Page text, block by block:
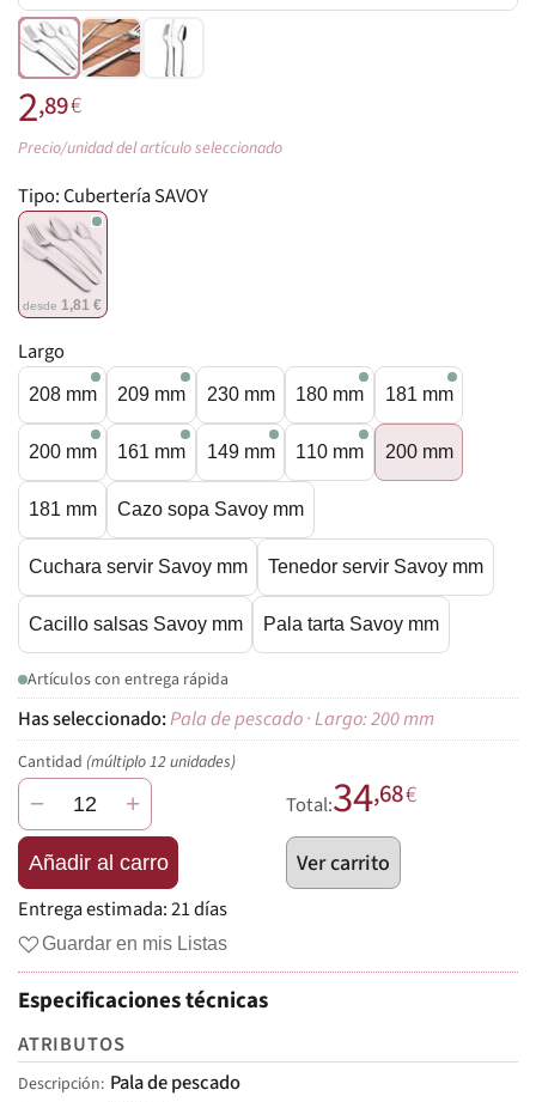
2,89€
Precio/unidad del artículo seleccionado
Tipo:Cubertería SAVOY
desde 1,81 €
Largo
208 mm 209 mm 230 mm 180 mm 181 mm
200 mm 161 mm 149 mm 110 mm 200 mm
181 mm Cazo sopa Savoy mm
Cuchara servir Savoy mm Tenedor servir Savoy mm
Cacillo salsas Savoy mm Pala tarta Savoy mm
Artículos con entrega rápida
Pala de pescado · Largo: 200 mm
Cantidad (múltiplo 12 unidades)
− +
Añadir al carro
Total:34,68€
Ver carrito
Entrega estimada:21 días
Guardar en mis Listas
Especificaciones técnicas
ATRIBUTOS
Descripción Pala de pescado